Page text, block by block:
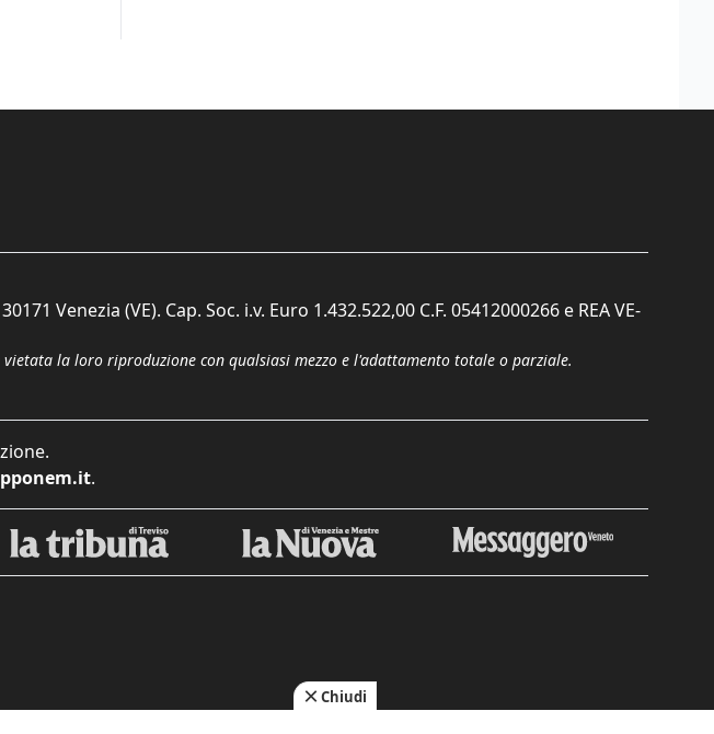
Venezia (VE). Cap. Soc. i.v. Euro 1.432.522,00 C.F. 05412000266 e REA VE-
la loro riproduzione con qualsiasi mezzo e l'adattamento totale o parziale.
.
Chiudi